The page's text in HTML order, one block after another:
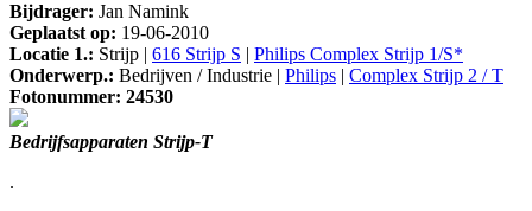
Bijdrager: Jan Namink
Geplaatst op: 19-06-2010
Locatie 1.: Strijp | 616 Strijp S | Philips Complex Strijp 1/S*
Onderwerp.: Bedrijven / Industrie | Philips | Complex Strijp 2 / T
Fotonummer: 24530
Bedrijfsapparaten Strijp-T
.